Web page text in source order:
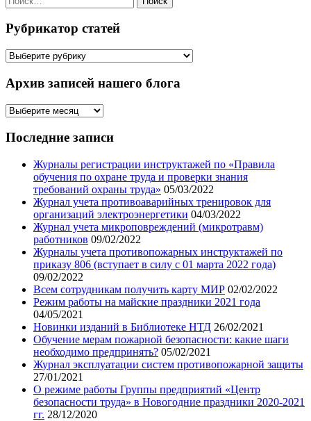
Рубрикатор статей
Рубрикатор
Архив записей нашего блога
Архив
нашего
Последние записи
Журналы регистрации инструктажей по «Правила
обучения по охране труда и проверки знания
требований охраны труда» 05/03/2022
Журнал учета противоаварийных тренировок для
организаций электроэнергетики 04/03/2022
Журнал учета микроповреждений (микротравм)
работников 09/02/2022
Журналы учета противопожарных инструктажей по
приказу 806 (вступает в силу с 01 марта 2022 года)
09/02/2022
Всем сотрудникам получить карту МИР 02/02/2022
Режим работы на майские праздники 2021 года
04/05/2021
Новинки изданий в Библиотеке НТД 26/02/2021
Обучение мерам пожарной безопасности: какие шаги
необходимо предпринять? 05/02/2021
Журнал эксплуатации систем противопожарной защиты
27/01/2021
О режиме работы Группы предприятий «Центр
безопасности труда» в Новогодние праздники 2020-2021
гг. 28/12/2020